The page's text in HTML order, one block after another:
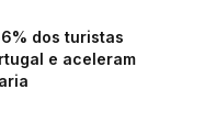
dos turistas
e aceleram